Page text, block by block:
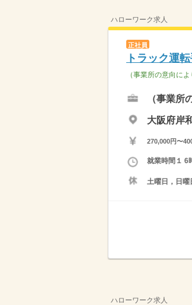
ハローワーク求人
正社員
トラック運
（事業所の意向に
（事業所
大阪府岸
270,000円〜
就業時間１ 6
土曜日，日曜
ハローワーク求人